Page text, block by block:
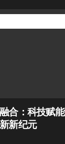
合：科技赋能
新纪元